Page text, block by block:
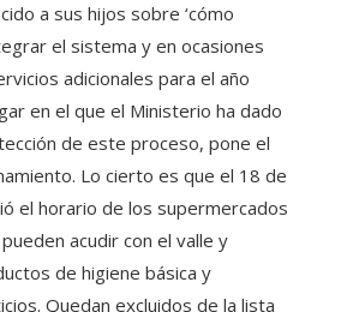
a sus hijos sobre ‘cómo
el sistema y en ocasiones
adicionales para el año
en el que el Ministerio ha dado
de este proceso, pone el
Lo cierto es que el 18 de
el horario de los supermercados
acudir con el valle y
de higiene básica y
Quedan excluidos de la lista